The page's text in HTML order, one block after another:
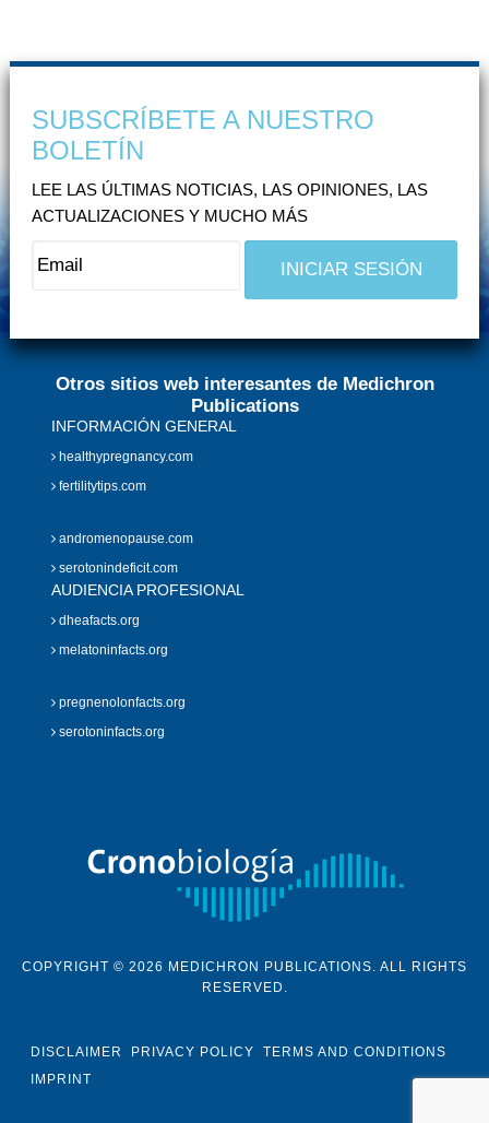
SUBSCRÍBETE A NUESTRO
BOLETÍN
LEE LAS ÚLTIMAS NOTICIAS, LAS OPINIONES, LAS
ACTUALIZACIONES Y MUCHO MÁS
Otros sitios web interesantes de Medichron
Publications
INFORMACIÓN GENERAL
healthypregnancy.com
fertilitytips.com
andromenopause.com
serotonindeficit.com
AUDIENCIA PROFESIONAL
dheafacts.org
melatoninfacts.org
pregnenolonfacts.org
serotoninfacts.org
COPYRIGHT © 2026 MEDICHRON PUBLICATIONS. ALL RIGHTS
RESERVED.
DISCLAIMER PRIVACY POLICY
TERMS AND CONDITIONS
IMPRINT